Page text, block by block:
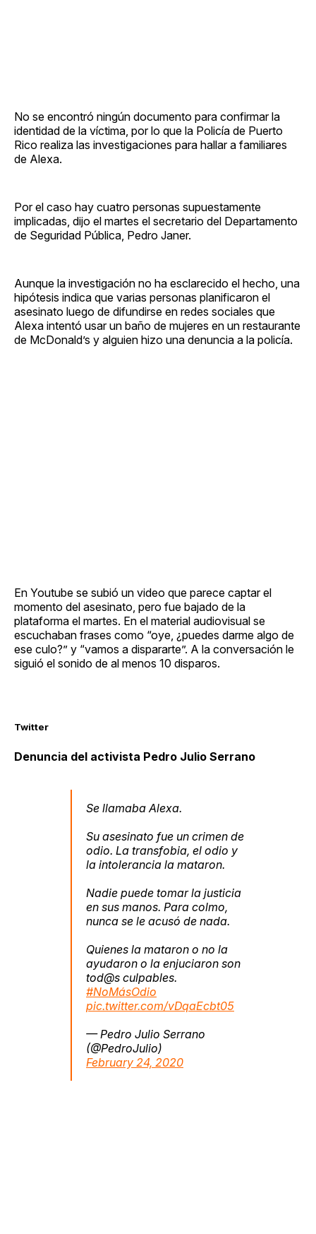
No se encontró ningún documento para confirmar la
identidad de la víctima, por lo que la Policía de Puerto
Rico realiza las investigaciones para hallar a familiares
de Alexa.
Por el caso hay cuatro personas supuestamente
implicadas, dijo el martes el secretario del Departamento
de Seguridad Pública, Pedro Janer.
Aunque la investigación no ha esclarecido el hecho, una
hipótesis indica que varias personas planificaron el
asesinato luego de difundirse en redes sociales que
Alexa intentó usar un baño de mujeres en un restaurante
de McDonald’s y alguien hizo una denuncia a la policía.
En Youtube se subió un video que parece captar el
momento del asesinato, pero fue bajado de la
plataforma el martes. En el material audiovisual se
escuchaban frases como “oye, ¿puedes darme algo de
ese culo?” y “vamos a dispararte”. A la conversación le
siguió el sonido de al menos 10 disparos.
Twitter
Denuncia del activista Pedro Julio Serrano
Se llamaba Alexa.
Su asesinato fue un crimen de
odio. La transfobia, el odio y
la intolerancia la mataron.
Nadie puede tomar la justicia
en sus manos. Para colmo,
nunca se le acusó de nada.
Quienes la mataron o no la
ayudaron o la enjuciaron son
tod@s culpables.
#NoMásOdio
pic.twitter.com/vDqaEcbt05
— Pedro Julio Serrano
(@PedroJulio)
February 24, 2020